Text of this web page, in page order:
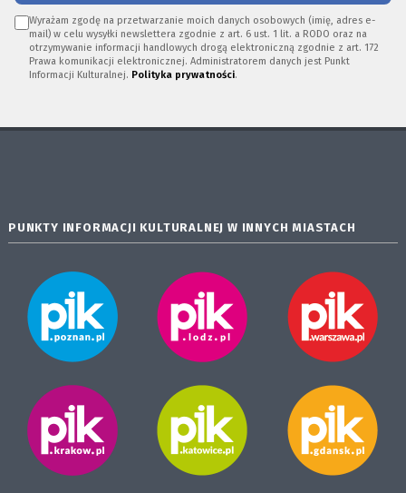
Wyrażam zgodę na przetwarzanie moich danych osobowych (imię, adres e-
mail) w celu wysyłki newslettera zgodnie z art. 6 ust. 1 lit. a RODO oraz na
otrzymywanie informacji handlowych drogą elektroniczną zgodnie z art. 172
Prawa komunikacji elektronicznej. Administratorem danych jest Punkt
Informacji Kulturalnej. Polityka prywatności.
PUNKTY INFORMACJI KULTURALNEJ W INNYCH MIASTACH